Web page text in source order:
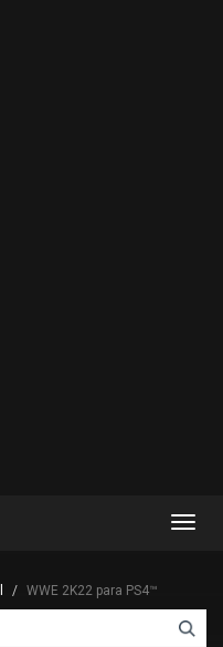
WWE 2K22 para PS4™